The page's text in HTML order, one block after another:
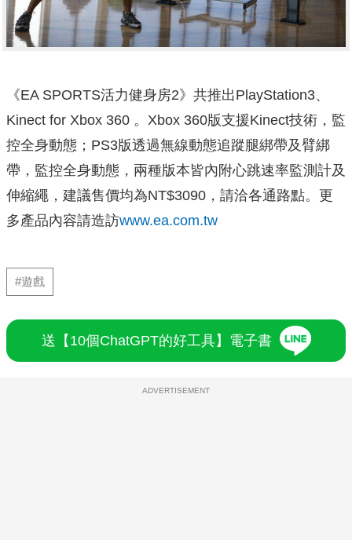
《EA SPORTS活力健身房2》共推出PlayStation3、
Kinect for Xbox 360 。Xbox 360版支援Kinect技術，監
控全身動態；PS3版透過無線動態追蹤腿綁帶及臂綁
帶，監控全身動態，兩種版本皆內附心跳速率監測計及
伸縮繩，建議售價均為NT$3090，請洽各通路點。更
多產品內容請造訪www.ea.com.tw
#遊戲
送【10個ChatGPT的好工具】電子書
ADVERTISEMENT